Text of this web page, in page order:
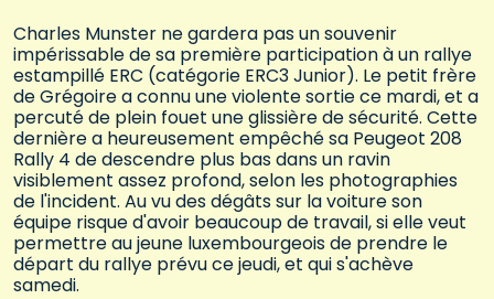
Charles Munster ne gardera pas un souvenir
impérissable de sa première participation à un rallye
estampillé ERC (catégorie ERC3 Junior). Le petit frère
de Grégoire a connu une violente sortie ce mardi, et a
percuté de plein fouet une glissière de sécurité. Cette
dernière a heureusement empêché sa Peugeot 208
Rally 4 de descendre plus bas dans un ravin
visiblement assez profond, selon les photographies
de l'incident. Au vu des dégâts sur la voiture son
équipe risque d'avoir beaucoup de travail, si elle veut
permettre au jeune luxembourgeois de prendre le
départ du rallye prévu ce jeudi, et qui s'achève
samedi.